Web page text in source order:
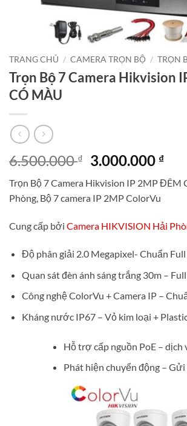
TRANG CHỦ / CAMERA TRỌN BỘ / TRỌN
Trọn Bộ 7 Camera Hikvision
CÓ MÀU
6.500.000₫
Giá
là:
6.500.000 ₫.
3.000.000 ₫Giá
hiện
tại
Trọn Bộ 7 Camera Hikvision IP 2MP ĐÊM
Phòng, Bộ 7 camera IP 2MP ColorVu
Cung cấp bởi Camera HIKVISION Hải
Độ phân giải 2.0 Megapixel- Chuẩn
Quan sát đèn ánh sáng trắng 30m –
Công nghệ ColorVu + Camera IP –
Kháng nước IP67 – Vỏ kim loại +
Hỗ trợ cấp nguồn PoE –
Phát hiện chuyển động –